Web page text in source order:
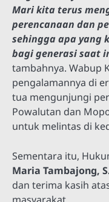
Mari kita terus
perencanaan dan
sehingga apa yang
bagi generasi saat
tambahnya. Wabup
pengalamannya di
tua mengunjungi
Powalutan dan
untuk melintas di
Sementara itu,
Maria Tambajong,
dan terima kasih
masyarakat.